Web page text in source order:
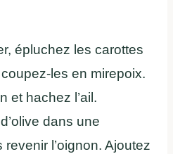
épluchez les carottes
les en mirepoix.
et hachez l’ail.
dans une
l’oignon. Ajoutez